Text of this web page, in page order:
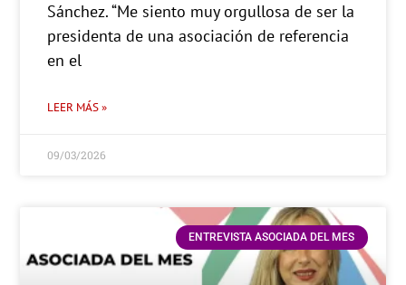
Sánchez. “Me siento muy orgullosa de ser la
presidenta de una asociación de referencia
en el
LEER MÁS »
09/03/2026
ENTREVISTA ASOCIADA DEL MES